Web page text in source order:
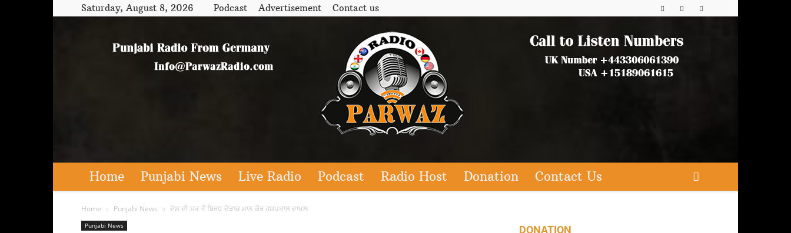
Saturday, August 8, 2026 Podcast Advertisement Contact us
Home Punjabi News Live Radio Podcast Radio Host Donation Contact Us
Home Punjabi News ਦੇਸ਼ ਦੀ ਸਭ ਤੋਂ ਬਿਰਧ ਦੌੜਾਕ ਮਾਨ ਕੌਰ ਹਸਪਤਾਲ ਦਾਖ਼ਲ
Punjabi News DONATION